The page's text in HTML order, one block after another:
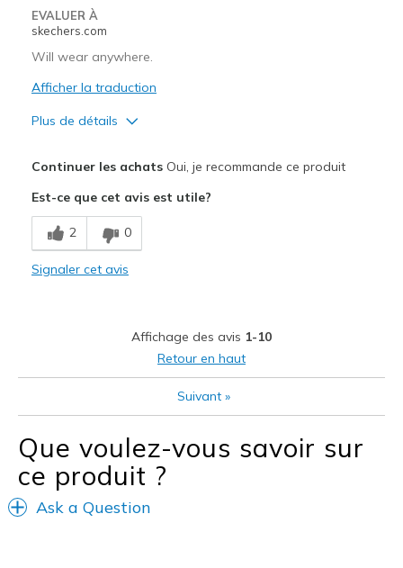
EVALUER À
skechers.com
Will wear anywhere.
Afficher la traduction
Plus de détails
Comfortable
Stylish
Feels true to width
Sizing
Feels true to size
I'm Into Shoes
Continuer les achatsOui, je recommande ce produit
Est-ce que cet avis est utile?
2 0
Signaler cet avis
Affichage des avis 1-10
Retour en haut
Suivant »
Que voulez-vous savoir sur
ce produit ?
Ask a Question